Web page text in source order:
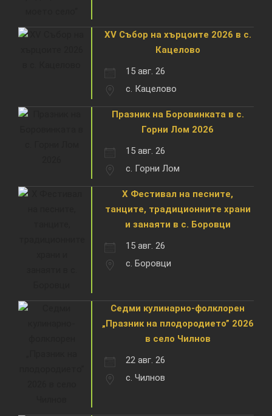
XV Събор на хърцоите 2026 в с.
Кацелово
15 авг. 26
с. Кацелово
Празник на Боровинката в с.
Горни Лом 2026
15 авг. 26
с. Горни Лом
X Фестивал на песните,
танците, традиционните храни
и занаяти в с. Боровци
15 авг. 26
с. Боровци
Седми кулинарно-фолклорен
„Празник на плодородието” 2026
в село Чилнов
22 авг. 26
с. Чилнов